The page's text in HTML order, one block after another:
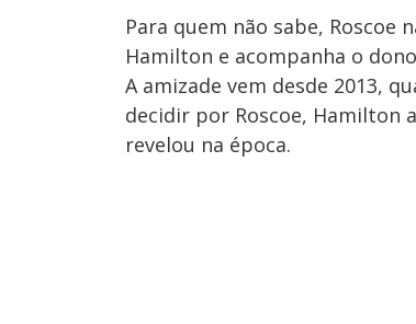
Para quem não sabe, Roscoe
Hamilton e acompanha o
A amizade vem desde 2013,
decidir por Roscoe, Hamilton
revelou na época.